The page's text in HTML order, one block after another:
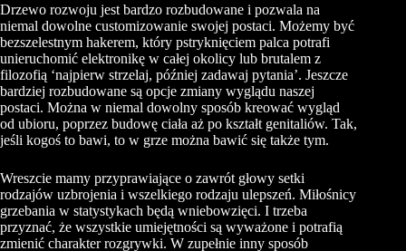
Drzewo rozwoju jest bardzo rozbudowane i pozwala na
niemal dowolne customizowanie swojej postaci. Możemy być
bezszelestnym hakerem, który pstryknięciem palca potrafi
unieruchomić elektronikę w całej okolicy lub brutalem z
filozofią ‘najpierw strzelaj, później zadawaj pytania’. Jeszcze
bardziej rozbudowane są opcje zmiany wyglądu naszej
postaci. Można w niemal dowolny sposób kreować wygląd
od ubioru, poprzez budowę ciała aż po kształt genitaliów. Tak,
jeśli kogoś to bawi, to w grze można bawić się także tym.
Wreszcie mamy przyprawiające o zawrót głowy setki
rodzajów uzbrojenia i wszelkiego rodzaju ulepszeń. Miłośnicy
grzebania w statystykach będą wniebowzięci. I trzeba
przyznać, że wszystkie umiejętności są wyważone i potrafią
zmienić charakter rozgrywki. W zupełnie inny sposób